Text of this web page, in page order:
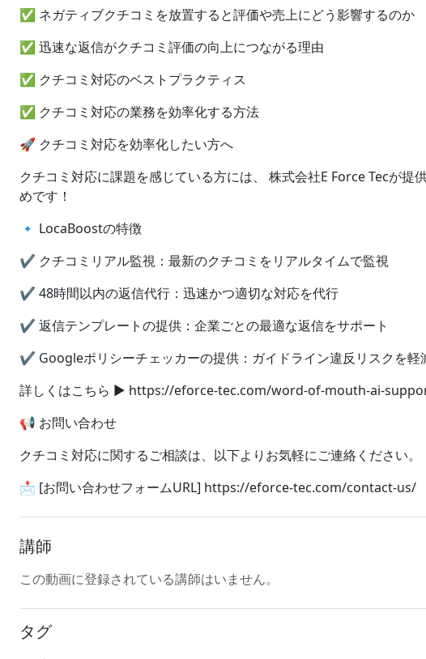
✅ ネガティブクチコミを放置すると評価や売上にどう影響するのか
✅ 迅速な返信がクチコミ評価の向上につながる理由
✅ クチコミ対応のベストプラクティス
✅ クチコミ対応の業務を効率化する方法
🚀 クチコミ対応を効率化したい方へ
クチコミ対応に課題を感じている方には、 株式会社E Force Tecが
めです！
🔹 LocaBoostの特徴
✔ クチコミリアル監視：最新のクチコミをリアルタイムで監視
✔ 48時間以内の返信代行：迅速かつ適切な対応を代行
✔ 返信テンプレートの提供：企業ごとの最適な返信をサポート
✔ Googleポリシーチェッカーの提供：ガイドライン違反リスクを軽
詳しくはこちら ▶ https://eforce-tec.com/word-of-mouth-ai-
📢 お問い合わせ
クチコミ対応に関するご相談は、以下よりお気軽にご連絡ください。
📩 [お問い合わせフォームURL] https://eforce-tec.com/contact-us/
講師
この動画に登録されている講師はいません。
タグ